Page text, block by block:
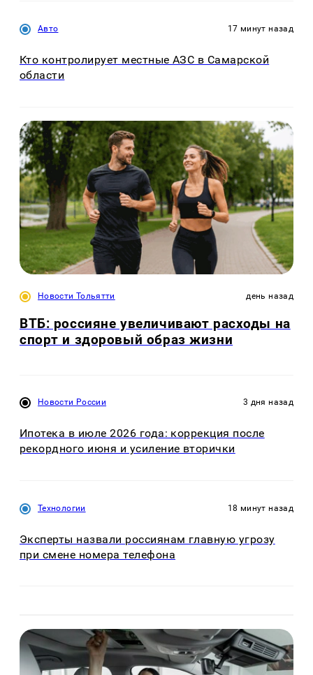
Авто 17 минут назад
Кто контролирует местные АЗС в Самарской
области
Новости Тольятти день назад
ВТБ: россияне увеличивают расходы на
спорт и здоровый образ жизни
Новости России 3 дня назад
Ипотека в июле 2026 года: коррекция после
рекордного июня и усиление вторички
Технологии 18 минут назад
Эксперты назвали россиянам главную угрозу
при смене номера телефона